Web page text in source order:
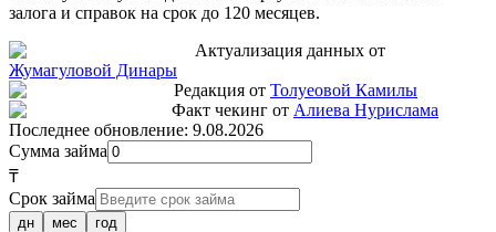
залога и справок на срок до 120 месяцев.
Актуализация данных от
Жумагуловой Динары
Редакция от Толуеовой Камилы
Факт чекинг от Алиева Нурислама
Последнее обновление: 9.08.2026
Сумма займа
₸
Срок займа
дн мес
год